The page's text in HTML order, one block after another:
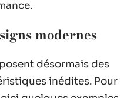
modernes
désormais des
inédites. Pour